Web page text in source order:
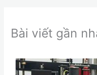
Bài viết gần